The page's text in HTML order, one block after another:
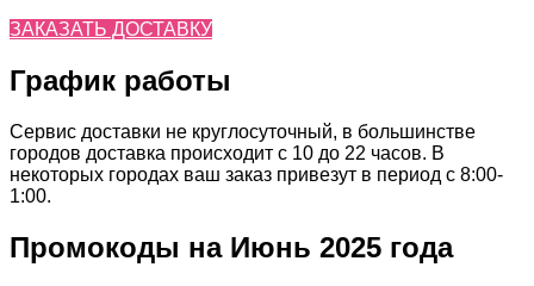
ЗАКАЗАТЬ ДОСТАВКУ
График работы
Сервис доставки не круглосуточный, в большинстве
городов доставка происходит с 10 до 22 часов. В
некоторых городах ваш заказ привезут в период с 8:00-
1:00.
Промокоды на Июнь 2025 года